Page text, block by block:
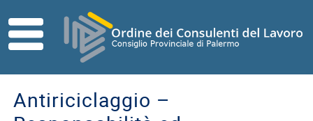
HOME
Direttivo
Antiriciclaggio –